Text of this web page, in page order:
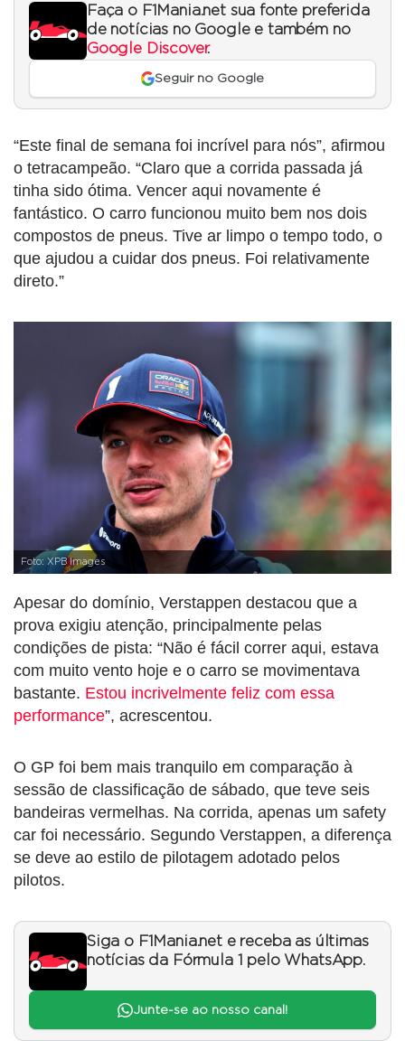
Faça o F1Mania.net sua fonte preferida
de notícias no Google e também no
Google Discover.
Seguir no Google
“Este final de semana foi incrível para nós”, afirmou
o tetracampeão. “Claro que a corrida passada já
tinha sido ótima. Vencer aqui novamente é
fantástico. O carro funcionou muito bem nos dois
compostos de pneus. Tive ar limpo o tempo todo, o
que ajudou a cuidar dos pneus. Foi relativamente
direto.”
Foto: XPB Images
Apesar do domínio, Verstappen destacou que a
prova exigiu atenção, principalmente pelas
condições de pista: “Não é fácil correr aqui, estava
com muito vento hoje e o carro se movimentava
bastante. Estou incrivelmente feliz com essa
performance”, acrescentou.
O GP foi bem mais tranquilo em comparação à
sessão de classificação de sábado, que teve seis
bandeiras vermelhas. Na corrida, apenas um safety
car foi necessário. Segundo Verstappen, a diferença
se deve ao estilo de pilotagem adotado pelos
pilotos.
Siga o F1Mania.net e receba as últimas
notícias da Fórmula 1 pelo WhatsApp.
Junte-se ao nosso canal!